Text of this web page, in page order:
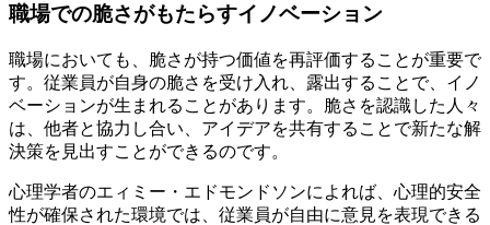
職場での脆さがもたらすイノベーション
職場においても、脆さが持つ価値を再評価することが重要で
す。従業員が自身の脆さを受け入れ、露出することで、イノ
ベーションが生まれることがあります。脆さを認識した人々
は、他者と協力し合い、アイデアを共有することで新たな解
決策を見出すことができるのです。
心理学者のエィミー・エドモンドソンによれば、心理的安全
性が確保された環境では、従業員が自由に意見を表現できる